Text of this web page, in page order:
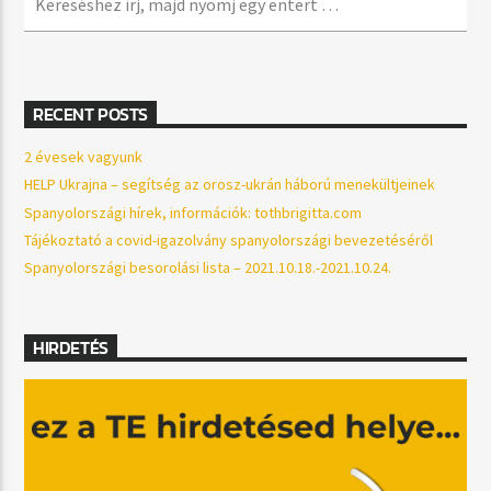
RECENT POSTS
2 évesek vagyunk
HELP Ukrajna – segítség az orosz-ukrán háború menekültjeinek
Spanyolországi hírek, információk: tothbrigitta.com
Tájékoztató a covid-igazolvány spanyolországi bevezetéséről
Spanyolországi besorolási lista – 2021.10.18.-2021.10.24.
HIRDETÉS